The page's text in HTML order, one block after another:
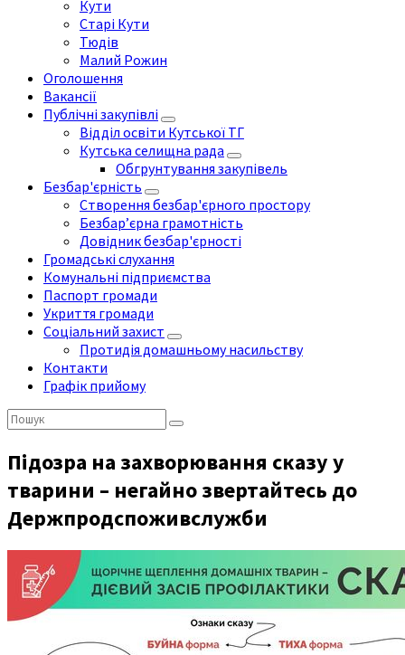
Кути
Старі Кути
Тюдів
Малий Рожин
Оголошення
Вакансії
Публічні закупівлі
Відділ освіти Кутської ТГ
Кутська селищна рада
Обгрунтування закупівель
Безбар'єрність
Створення безбар'єрного простору
Безбар’єрна грамотність
Довідник безбар'єрності
Громадські слухання
Комунальні підприємства
Паспорт громади
Укриття громади
Соціальний захист
Протидія домашньому насильству
Контакти
Графік прийому
Пошук:
Підозра на захворювання сказу у
тварини – негайно звертайтесь до
Держпродспоживслужби